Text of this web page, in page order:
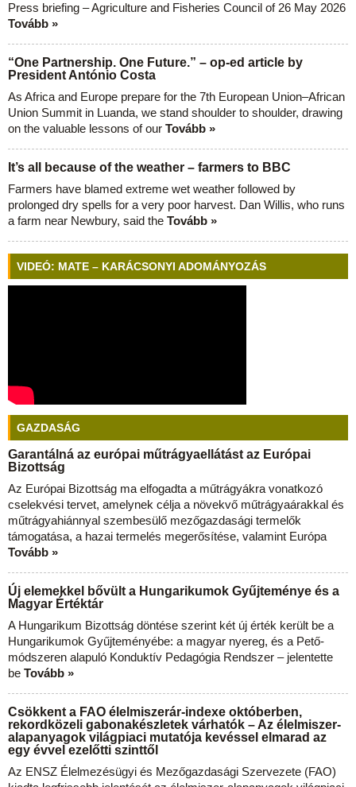
Press briefing – Agriculture and Fisheries Council of 26 May 2026
Tovább »
“One Partnership. One Future.” – op-ed article by
President António Costa
As Africa and Europe prepare for the 7th European Union–African
Union Summit in Luanda, we stand shoulder to shoulder, drawing
on the valuable lessons of our Tovább »
It’s all because of the weather – farmers to BBC
Farmers have blamed extreme wet weather followed by
prolonged dry spells for a very poor harvest. Dan Willis, who runs
a farm near Newbury, said the Tovább »
VIDEÓ: MATE – KARÁCSONYI ADOMÁNYOZÁS
GAZDASÁG
Garantálná az európai műtrágyaellátást az Európai
Bizottság
Az Európai Bizottság ma elfogadta a műtrágyákra vonatkozó
cselekvési tervet, amelynek célja a növekvő műtrágyaárakkal és
műtrágyahiánnyal szembesülő mezőgazdasági termelők
támogatása, a hazai termelés megerősítése, valamint Európa
Tovább »
Új elemekkel bővült a Hungarikumok Gyűjteménye és a
Magyar Értéktár
A Hungarikum Bizottság döntése szerint két új érték került be a
Hungarikumok Gyűjteményébe: a magyar nyereg, és a Pető-
módszeren alapuló Konduktív Pedagógia Rendszer – jelentette
be Tovább »
Csökkent a FAO élelmiszerár-indexe októberben,
rekordközeli gabonakészletek várhatók – Az élelmiszer-
alapanyagok világpiaci mutatója kevéssel elmarad az
egy évvel ezelőtti szinttől
Az ENSZ Élelmezésügyi és Mezőgazdasági Szervezete (FAO)